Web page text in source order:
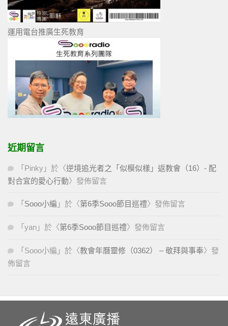
運用電台推廣生死教育
近期留言
「 Pinky 」於〈逆境追光者之「似模似樣」返教會（16）- 配
對合宜的愛心行動〉發佈留言
「 Sooo小編 」於〈第6季Sooo節目巡禮〉發佈留言
「 yan 」於〈第6季Sooo節目巡禮〉發佈留言
「 Sooo小編 」於〈教會年曆靈修（0362） – 敬拜與事奉〉發
佈留言